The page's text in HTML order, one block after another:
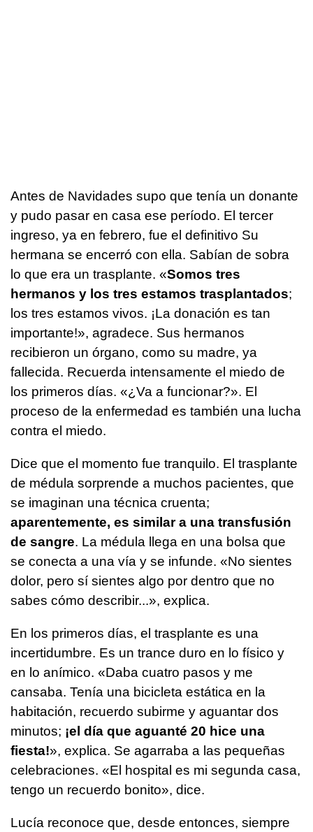
Antes de Navidades supo que tenía un donante
y pudo pasar en casa ese período. El tercer
ingreso, ya en febrero, fue el definitivo Su
hermana se encerró con ella. Sabían de sobra
lo que era un trasplante. «Somos tres
hermanos y los tres estamos trasplantados;
los tres estamos vivos. ¡La donación es tan
importante!», agradece. Sus hermanos
recibieron un órgano, como su madre, ya
fallecida. Recuerda intensamente el miedo de
los primeros días. «¿Va a funcionar?». El
proceso de la enfermedad es también una lucha
contra el miedo.
Dice que el momento fue tranquilo. El trasplante
de médula sorprende a muchos pacientes, que
se imaginan una técnica cruenta;
aparentemente, es similar a una transfusión
de sangre. La médula llega en una bolsa que
se conecta a una vía y se infunde. «No sientes
dolor, pero sí sientes algo por dentro que no
sabes cómo describir...», explica.
En los primeros días, el trasplante es una
incertidumbre. Es un trance duro en lo físico y
en lo anímico. «Daba cuatro pasos y me
cansaba. Tenía una bicicleta estática en la
habitación, recuerdo subirme y aguantar dos
minutos; ¡el día que aguanté 20 hice una
fiesta!», explica. Se agarraba a las pequeñas
celebraciones. «El hospital es mi segunda casa,
tengo un recuerdo bonito», dice.
Lucía reconoce que, desde entonces, siempre